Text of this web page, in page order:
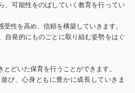
、可能性をのばしていく教育を行ってい
受性を高め、信頼を構築していきます。
自発的にものごとに取り組む姿勢をはぐ
どいた保育を行うことができます。
び、心身ともに豊かに成長していきま